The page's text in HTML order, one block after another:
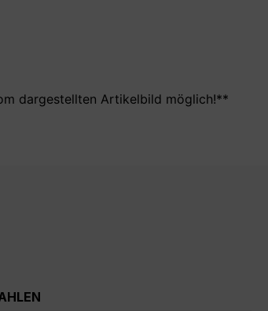
dargestellten Artikelbild möglich!**